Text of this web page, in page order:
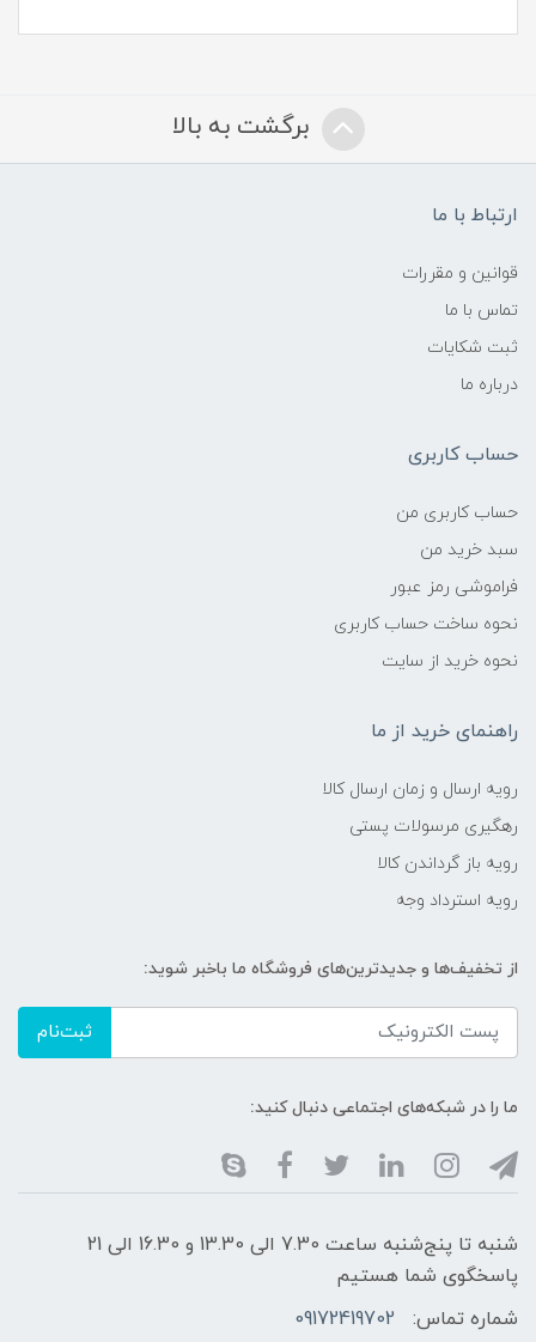
برگشت به بالا
ارتباط با ما
قوانین و مقررات
تماس با ما
ثبت شکایات
درباره ما
حساب کاربری
حساب کاربری من
سبد خرید من
فراموشی رمز عبور
نحوه ساخت حساب کاربری
نحوه خرید از سایت
راهنمای خرید از ما
رویه ارسال و زمان ارسال کالا
رهگیری مرسولات پستی
رویه باز گرداندن کالا
رویه استرداد وجه
از تخفیف‌ها و جدیدترین‌های فروشگاه ما باخبر شوید:
ثبت‌نام
ما را در شبکه‌های اجتماعی دنبال کنید:
شنبه تا پنج‌شنبه ساعت 7.30 الی 13.30 و 16.30 الی 21
پاسخگوی شما هستیم
شماره تماس:
09172419702